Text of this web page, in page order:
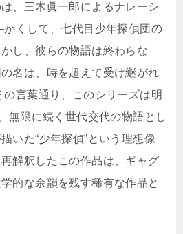
、三木眞一郎によるナレーシ
くして、七代目少年探偵団の
し、彼らの物語は終わらな
名は、時を超えて受け継がれ
言葉通り、このシリーズは明
無限に続く世代交代の物語とし
いた“少年探偵”という理想像
解釈したこの作品は、ギャグ
的な余韻を残す稀有な作品と